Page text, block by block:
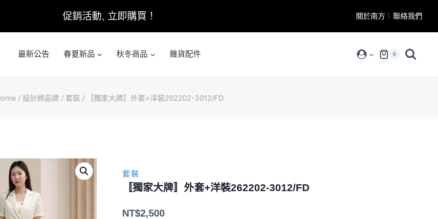
促銷活動, 立即購買！ 關於南方 聯絡我們
最新公告 春夏新品 秋冬商品 雜貨配件 0
/ 設計師品牌 / 套裝 / 〚獨家大牌〛外套+洋裝262202-3012/FD
套裝
〚獨家大牌〛外套+洋裝262202-3012/FD
NT$2,500